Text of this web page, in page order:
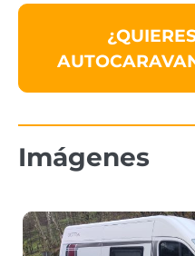
Imágenes